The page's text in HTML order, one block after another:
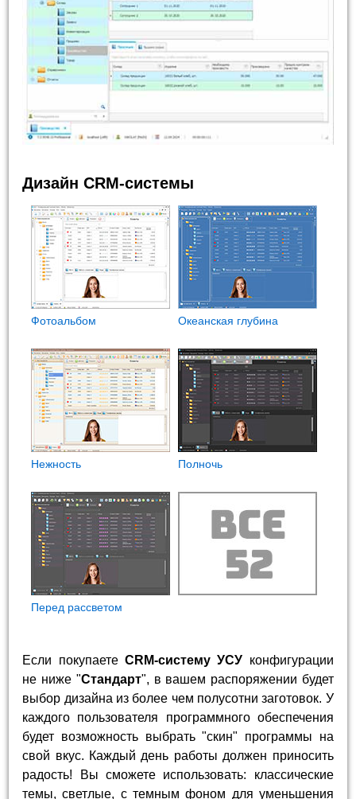
Дизайн CRM-системы
Фотоальбом Океанская глубина
Нежность Полночь
Перед рассветом
Если покупаете CRM-систему УСУ конфигурации
не ниже "Стандарт", в вашем распоряжении будет
выбор дизайна из более чем полусотни заготовок. У
каждого пользователя программного обеспечения
будет возможность выбрать "скин" программы на
свой вкус. Каждый день работы должен приносить
радость! Вы сможете использовать: классические
темы, светлые, с темным фоном для уменьшения